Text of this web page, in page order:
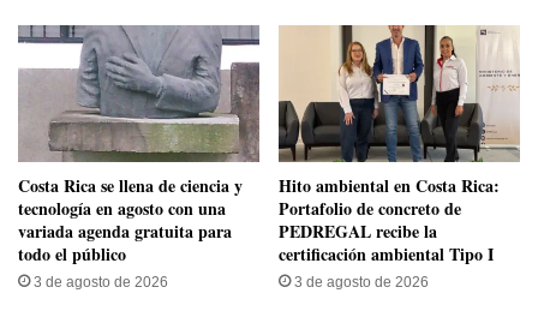
​Costa Rica se llena de ciencia y
tecnología en agosto con una
variada agenda gratuita para
todo el público
3 de agosto de 2026
Hito ambiental en Costa Rica:
Portafolio de concreto de
PEDREGAL recibe la
certificación ambiental Tipo I
3 de agosto de 2026